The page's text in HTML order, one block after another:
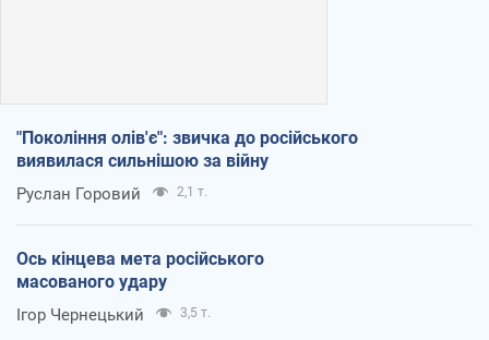
"Покоління олів'є": звичка до російського
виявилася сильнішою за війну
Руслан Горовий 2,1 т.
Ось кінцева мета російського
масованого удару
Ігор Чернецький 3,5 т.